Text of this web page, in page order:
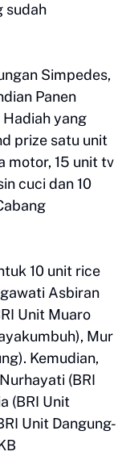
sudah
Simpedes,
Panen
yang
prize satu unit
motor, 15 unit tv
cuci dan 10
10 unit rice
Asbiran
Unit Muaro
Mur
Kemudian,
(BRI
(BRI Unit
Unit Dangung-